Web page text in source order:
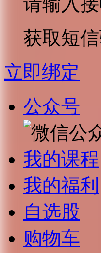
获取短
立即绑定
公众号
我的课程
我的福利
自选股
购物车